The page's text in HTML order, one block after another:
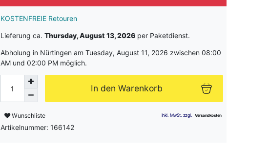
KOSTENFREIE Retouren
Lieferung ca. Thursday, August 13, 2026 per Paketdienst.
Abholung in Nürtingen am Tuesday, August 11, 2026 zwischen 08:00
AM und 02:00 PM möglich.
In den Warenkorb
Wunschliste
Artikelnummer: 166142